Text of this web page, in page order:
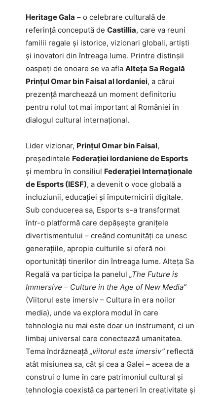
Heritage Gala – o celebrare culturală de
referință concepută de Castillia, care va reuni
familii regale și istorice, vizionari globali, artiști
și inovatori din întreaga lume. Printre distinșii
oaspeți de onoare se va afla Alteța Sa Regală
Prințul Omar bin Faisal al Iordaniei, a cărui
prezență marchează un moment definitoriu
pentru rolul tot mai important al României în
dialogul cultural internațional.
Lider vizionar, Prințul Omar bin Faisal,
președintele Federației Iordaniene de Esports
și membru în consiliul Federației Internaționale
de Esports (IESF), a devenit o voce globală a
incluziunii, educației și împuternicirii digitale.
Sub conducerea sa, Esports s-a transformat
într-o platformă care depășește granițele
divertismentului – creând comunități ce unesc
generațiile, apropie culturile și oferă noi
oportunități tinerilor din întreaga lume. Alteța Sa
Regală va participa la panelul „The Future is
Immersive – Culture in the Age of New Media”
(Viitorul este imersiv – Cultura în era noilor
media), unde va explora modul în care
tehnologia nu mai este doar un instrument, ci un
limbaj universal care conectează umanitatea.
Tema îndrăzneață „viitorul este imersiv” reflectă
atât misiunea sa, cât și cea a Galei – aceea de a
construi o lume în care patrimoniul cultural și
tehnologia coexistă ca parteneri în creativitate și